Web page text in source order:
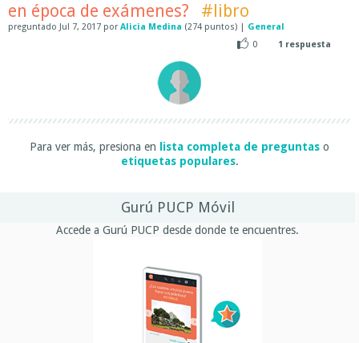
en época de exámenes?
#libro
preguntado Jul 7, 2017 por Alicia Medina (274 puntos) | General
0
1 respuesta
Para ver más, presiona en lista completa de preguntas o
etiquetas populares.
Gurú PUCP Móvil
Accede a Gurú PUCP desde donde te encuentres.